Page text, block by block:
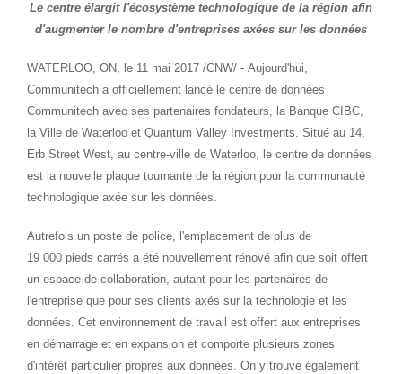
Le centre élargit l'écosystème technologique de la région afin
d'augmenter le nombre d'entreprises axées sur les données
WATERLOO, ON, le 11 mai 2017 /CNW/ - Aujourd'hui,
Communitech a officiellement lancé le centre de données
Communitech avec ses partenaires fondateurs, la Banque CIBC,
la Ville deWaterloo et Quantum Valley Investments. Situé au 14,
Erb Street West, au centre-ville deWaterloo, le centre de données
est la nouvelle plaque tournante de la région pour la communauté
technologique axée sur les données.
Autrefois un poste de police, l'emplacement de plus de
19 000 pieds carrés a été nouvellement rénové afin que soit offert
un espace de collaboration, autant pour les partenaires de
l'entreprise que pour ses clients axés sur la technologie et les
données. Cet environnement de travail est offert aux entreprises
en démarrage et en expansion et comporte plusieurs zones
d'intérêt particulier propres aux données. On y trouve également